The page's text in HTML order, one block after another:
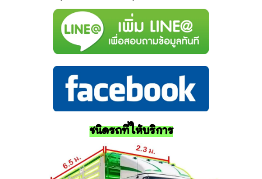
ชนิดรถที่ให้บริการ